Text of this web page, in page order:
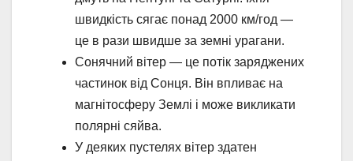
швидкість сягає понад 2000 км/год —
це в рази швидше за земні урагани.
Сонячний вітер — це потік заряджених
частинок від Сонця. Він впливає на
магнітосферу Землі і може викликати
полярні сяйва.
У деяких пустелях вітер здатен